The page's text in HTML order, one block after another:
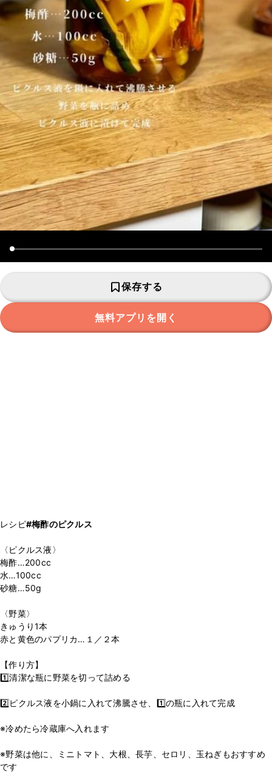
保存する
無料アプリを開く
レシピ#梅酢のピクルス
〈ピクルス液〉
梅酢…200cc
水…100cc
砂糖…50g
〈野菜〉
きゅうり1本
赤と黄色のパプリカ…１／２本
【作り方】
1️⃣清潔な瓶に野菜を切って詰める
2️⃣ピクルス液を小鍋に入れて沸騰させ、1️⃣の瓶に入れて完成
※冷めたら冷蔵庫へ入れます
※野菜は他に、ミニトマト、大根、長芋、セロリ、玉ねぎもおすすめ
です